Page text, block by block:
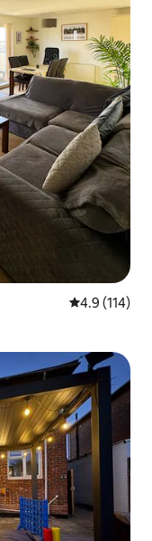
औसत रेटिंग 5 में
4.9 (114)